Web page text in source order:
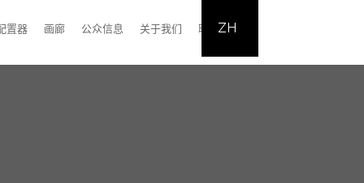
置器 画廊 公众信息 关于我们 联系我们
ZH